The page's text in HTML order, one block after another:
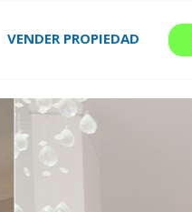
VENDER PROPIEDAD